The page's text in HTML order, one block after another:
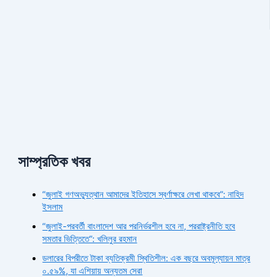
সাম্প্রতিক খবর
“জুলাই গণঅভ্যুত্থান আমাদের ইতিহাসে স্বর্ণাক্ষরে লেখা থাকবে”: নাহিদ
ইসলাম
“জুলাই-পরবর্তী বাংলাদেশ আর পরনির্ভরশীল হবে না, পররাষ্ট্রনীতি হবে
সমতার ভিত্তিতে”: খলিলুর রহমান
ডলারের বিপরীতে টাকা ব্যতিক্রমী স্থিতিশীল: এক বছরে অবমূল্যায়ন মাত্র
০.৫৯%, যা এশিয়ায় অন্যতম সেরা